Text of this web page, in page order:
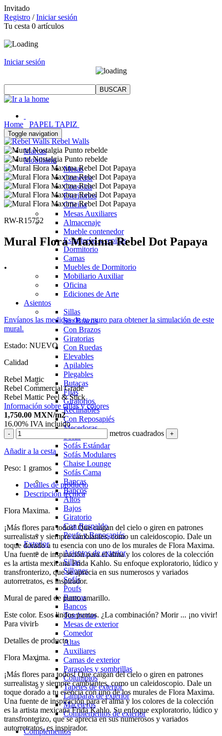
Invitado
Registro /Iniciar sesión
Tu cesta 0 artículos
Iniciar sesión
Toggle navigation
Marcas
Mobiliario
Mesas
Comedor
Consolas
Escritorios
Oficina
Mesas Auxiliares
Almacenaje
Mueble contenedor
Estanterías y repisas
Dormitorio
Camas
Muebles de Dormitorio
Mobiliario Auxiliar
Oficina
Ediciones de Arte
Asientos
Sillas
Sin Brazos
Con Brazos
Giratorias
Con Ruedas
Elevables
Apilables
Plegables
Butacas
Fijas
Giratorios
Reclinables
Con Reposapiés
Mecedoras
Sofás
Sofás Estándar
Sofás Modulares
Chaise Lounge
Sofás Cama
Bancas
Bancos
Altos
Bajos
Giratorio
Con Respaldo
Poufs y Reposapiés
Exterior
Asientos de exterior
Sillas
Sillones
Sofás
Poufs
Bancas
Bancos
Tumbonas
Mesas de exterior
Comedor
Altas
Auxiliares
Camas de exterior
Parasoles y sombrillas
Columpios
Tapetes de exterior
Lámparas de exterior
Maceteros
Complementos de exterior
Complementos
Home
PAPEL TAPIZ
Rebel Walls
RW-R15752
Mural Flora Maxima Rebel Dot Papaya
.
Envíanos las medidas de tu muro para obtener la simulación de este
mural.
Estado: NUEVO
Calidad
Rebel Mattic
Rebel Commercial Grade
Rebel Mattic Peel & Stick
Información sobre tallas y colores
1,750.00 MXN/m2
16.00% IVA incluido
- metros cuadrados +
Añadir a la cesta
Peso: 1 gramos
Detalles de producto
Descripción técnica
Flora Maxima.
¡Más flores para todos! Que caigan del cielo o giren en patrones
surrealistas y siempre cambiantes, como un caleidoscopio. Dale un
toque dorado a tu esencia con uno de los murales de Flora Maxima.
Una fuente de inspiración para el alma y los colores de la colección
es la artista mexicana Frida Kahlo. Su enfoque exploratorio, lúdico y
transfronterizo, que se aprecia en sus numerosos y variados
autorretratos, es inspirador.
Mural de pared de punto amarillo.
Este color. Esos lindos puntos. ¿La combinación? Morir ... ¡no vivir!
Para vivir!
Detalles de producto
Flora Maxima.
¡Más flores para todos! Que caigan del cielo o giren en patrones
surrealistas y siempre cambiantes, como un caleidoscopio. Dale un
toque dorado a tu esencia con uno de los murales de Flora Maxima.
Una fuente de inspiración para el alma y los colores de la colección
es la artista mexicana Frida Kahlo. Su enfoque exploratorio, lúdico y
transfronterizo, que se aprecia en sus numerosos y variados
autorretratos, es inspirador.